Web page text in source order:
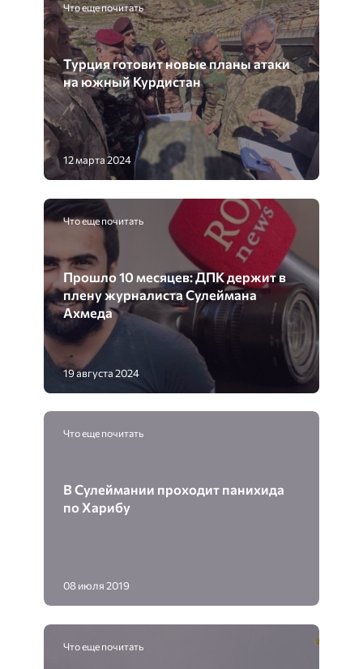
Что еще почитать
Турция готовит новые планы атаки
на южный Курдистан
12 марта 2024
Что еще почитать
Прошло 10 месяцев: ДПК держит в
плену журналиста Сулеймана
Ахмеда
19 августа 2024
Что еще почитать
В Сулеймании проходит панихида
по Харибу
08 июля 2019
Что еще почитать